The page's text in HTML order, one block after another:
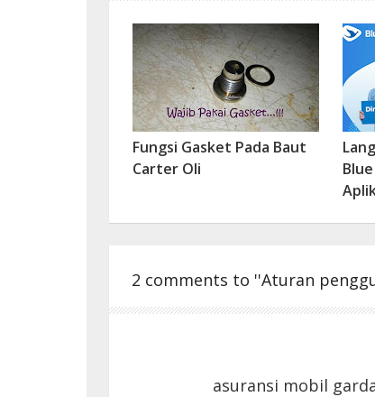
Fungsi Gasket Pada Baut
Carter Oli
2 comments to ''Aturan
asuransi mobil